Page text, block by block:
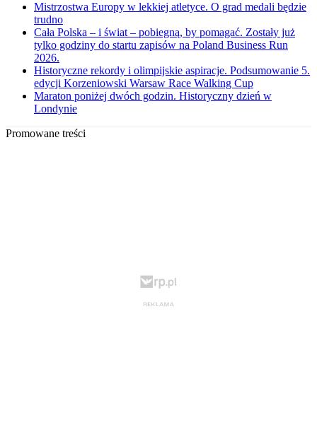
Mistrzostwa Europy w lekkiej atletyce. O grad medali będzie
trudno
Cała Polska – i świat – pobiegną, by pomagać. Zostały już
tylko godziny do startu zapisów na Poland Business Run
2026.
Historyczne rekordy i olimpijskie aspiracje. Podsumowanie 5.
edycji Korzeniowski Warsaw Race Walking Cup
Maraton poniżej dwóch godzin. Historyczny dzień w
Londynie
Promowane treści